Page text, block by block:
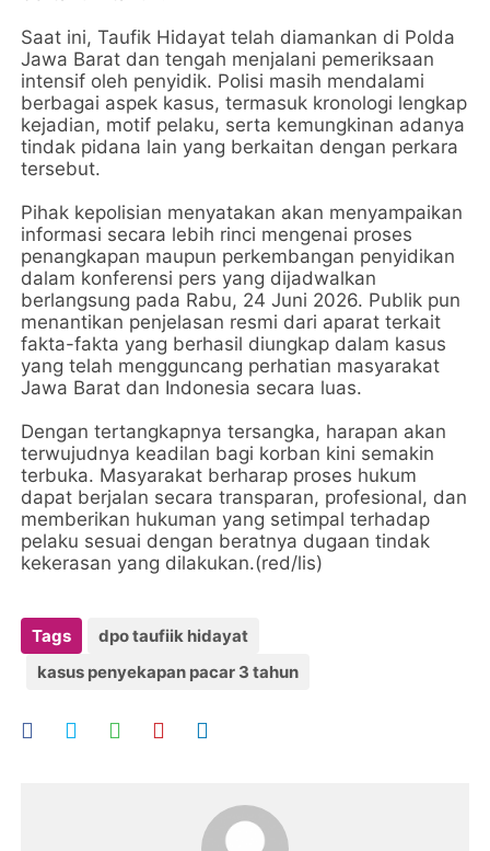
Saat ini, Taufik Hidayat telah diamankan di Polda
Jawa Barat dan tengah menjalani pemeriksaan
intensif oleh penyidik. Polisi masih mendalami
berbagai aspek kasus, termasuk kronologi lengkap
kejadian, motif pelaku, serta kemungkinan adanya
tindak pidana lain yang berkaitan dengan perkara
tersebut.
Pihak kepolisian menyatakan akan menyampaikan
informasi secara lebih rinci mengenai proses
penangkapan maupun perkembangan penyidikan
dalam konferensi pers yang dijadwalkan
berlangsung pada Rabu, 24 Juni 2026. Publik pun
menantikan penjelasan resmi dari aparat terkait
fakta-fakta yang berhasil diungkap dalam kasus
yang telah mengguncang perhatian masyarakat
Jawa Barat dan Indonesia secara luas.
Dengan tertangkapnya tersangka, harapan akan
terwujudnya keadilan bagi korban kini semakin
terbuka. Masyarakat berharap proses hukum
dapat berjalan secara transparan, profesional, dan
memberikan hukuman yang setimpal terhadap
pelaku sesuai dengan beratnya dugaan tindak
kekerasan yang dilakukan.(red/lis)
Tags
dpo taufiik hidayat
kasus penyekapan pacar 3 tahun